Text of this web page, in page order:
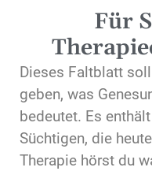
Für
Dieses Faltblatt
geben, was
bedeutet. Es
Süchtigen, die
Therapie hörst du